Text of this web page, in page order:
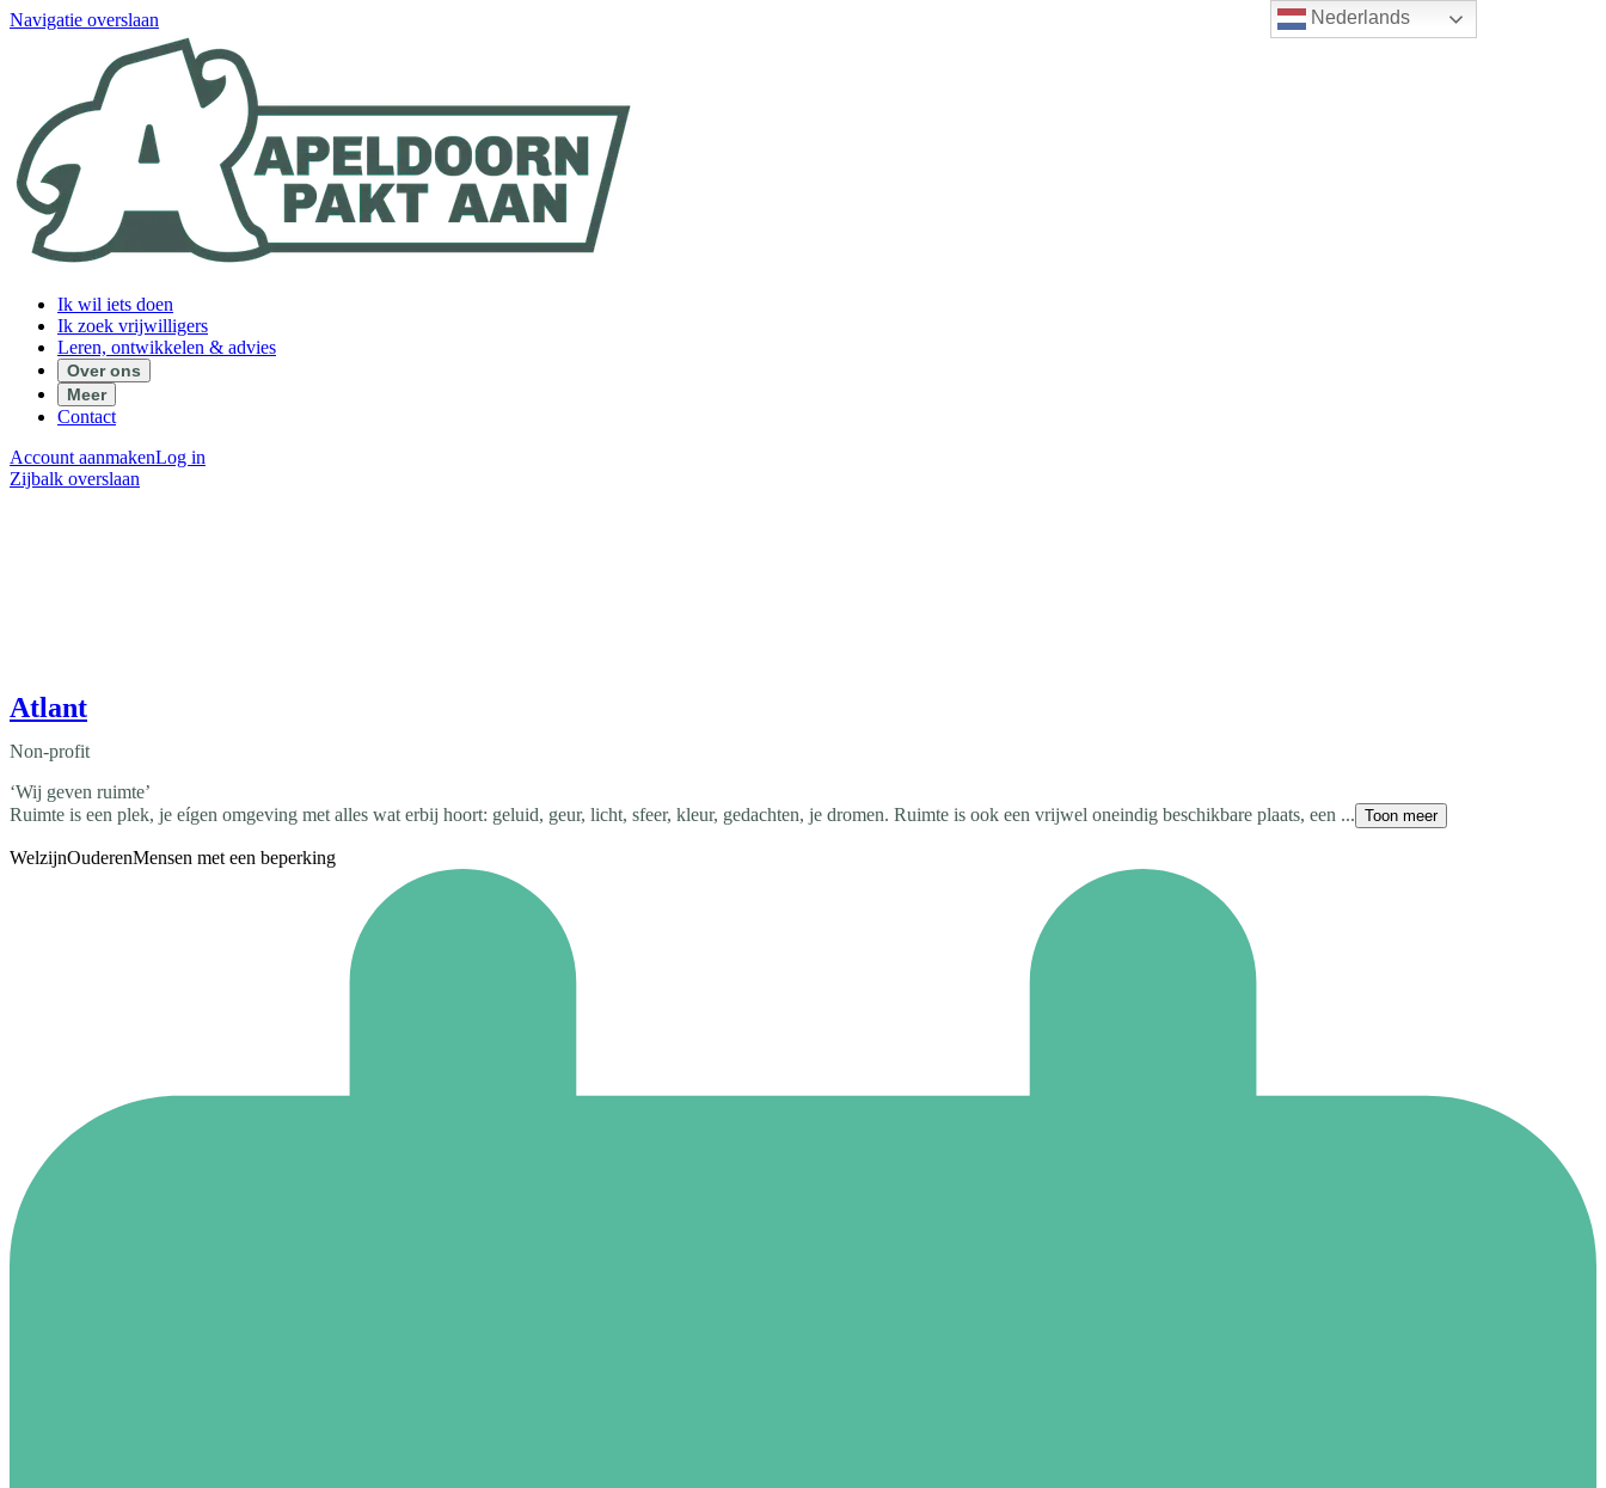
Nederlands
Navigatie overslaan
Ik wil iets doen
Ik zoek vrijwilligers
Leren, ontwikkelen & advies
Over ons
Meer
Contact
Account aanmakenLog in
Zijbalk overslaan
Atlant
Non-profit
‘Wij geven ruimte’
Ruimte is een plek, je eígen omgeving met alles wat erbij hoort: geluid, geur, licht, sfeer, kleur, gedachten, je dromen. Ruimte is ook een vrijwel oneindig beschikbare plaats, een ... Toon meer
WelzijnOuderenMensen met een beperking